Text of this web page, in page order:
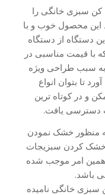
سبزی خانگی را
این محصول خوب و با
دستگاه از دستگاه
با قیمت مناسبی در
سبب طراحی ویژه
تا بتوان انواع
و در کوتاه ترین
دسترسی یافت.
منظور خشک نمودن
8 تا 9 ساعت و خشک کردن سبزیجات
و همین امر موجب شده
باشد.
خانگی نامیده